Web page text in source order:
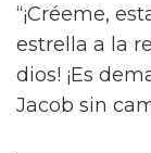
“¡Créeme,
estrella a la
dios! ¡Es
Jacob sin